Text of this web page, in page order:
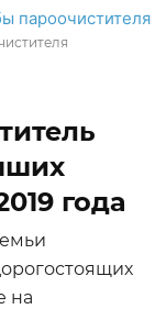
года
на